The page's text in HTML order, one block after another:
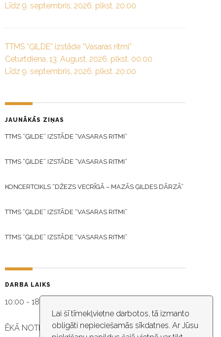
Lai šī tīmekļvietne darbotos, tā izmanto
obligāti nepieciešamās sīkdatnes. Ar Jūsu
Līdz 9. septembris, 2026. plkst. 20:00
TTMS “ĢILDE” izstāde “Vasaras ritmi”
Ceturtdiena, 13. August, 2026. plkst. 00:00
Līdz 9. septembris, 2026. plkst. 20:00
JAUNĀKĀS ZIŅAS
TTMS “ĢILDE” IZSTĀDE “VASARAS RITMI”
TTMS “ĢILDE” IZSTĀDE “VASARAS RITMI”
KONCERTCIKLS “DŽEZS VECRĪGĀ – MAZĀS ĢILDES DĀRZĀ”
TTMS “ĢILDE” IZSTĀDE “VASARAS RITMI”
TTMS “ĢILDE” IZSTĀDE “VASARAS RITMI”
DARBA LAIKS
10:00 - 18:30
ĒKĀ NOTIEK VIDEO NOVĒROŠANA